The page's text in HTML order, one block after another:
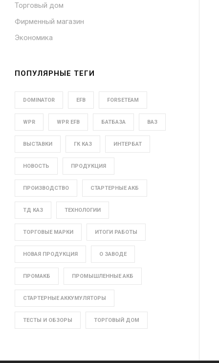
Торговый дом
Фирменный магазин
Экономика
ПОПУЛЯРНЫЕ ТЕГИ
DOMINATOR EFB FORSETEAM
WPR WPR EFB БАТБАЗА ВАЗ
ВЫСТАВКИ ГК КАЗ ИНТЕРБАТ
НОВОСТЬ ПРОДУКЦИЯ
ПРОИЗВОДСТВО СТАРТЕРНЫЕ АКБ
ТД КАЗ ТЕХНОЛОГИИ
ТОРГОВЫЕ МАРКИ ИТОГИ РАБОТЫ
НОВАЯ ПРОДУКЦИЯ О ЗАВОДЕ
ПРОМАКБ ПРОМЫШЛЕННЫЕ АКБ
СТАРТЕРНЫЕ АККУМУЛЯТОРЫ
ТЕСТЫ И ОБЗОРЫ ТОРГОВЫЙ ДОМ